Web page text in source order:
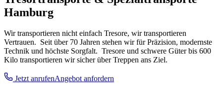
Hamburg
Wir transportieren nicht einfach Tresore, wir transportieren
Vertrauen. Seit über 70 Jahren stehen wir für Präzision, modernste
Technik und höchste Sorgfalt. Tresore und schwere Güter bis 600
Kilo transportieren wir sicher über Treppen ans Ziel.
Jetzt anrufenAngebot anfordern